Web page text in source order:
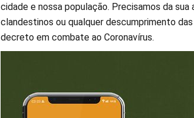
cidade e nossa população. Precisamos da
clandestinos ou qualquer descumprimento
decreto em combate ao Coronavírus.